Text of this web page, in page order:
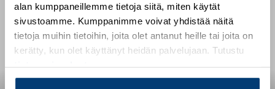
alan kumppaneillemme tietoja siitä, miten käytät
sivustoamme. Kumppanimme voivat yhdistää näitä
tietoja muihin tietoihin, joita olet antanut heille tai joita on
kerätty, kun olet käyttänyt heidän palvelujaan. Tutustu